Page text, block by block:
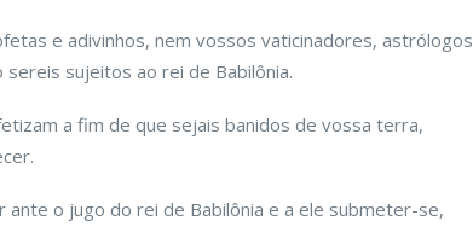
e adivinhos, nem vossos vaticinadores, astrólogos
sujeitos ao rei de Babilônia.
a fim de que sejais banidos de vossa terra,
ante o jugo do rei de Babilônia e a ele submeter-se,